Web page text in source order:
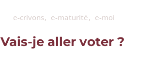
e-crivons e-maturité e-moi
Vais-je aller voter ?